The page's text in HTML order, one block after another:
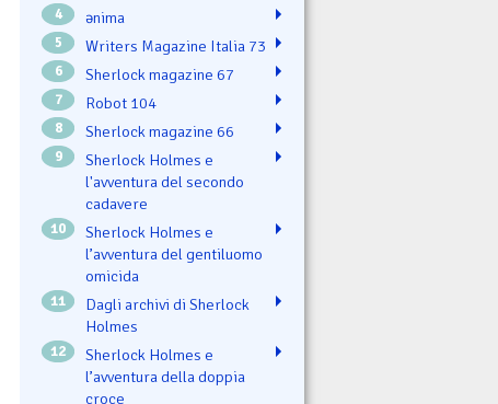
4 ənima
5 Writers Magazine Italia 73
6 Sherlock magazine 67
7 Robot 104
8 Sherlock magazine 66
9
Sherlock Holmes e
l'avventura del secondo
cadavere
10
Sherlock Holmes e
l’avventura del gentiluomo
omicida
11
Dagli archivi di Sherlock
Holmes
12
Sherlock Holmes e
l’avventura della doppia
croce